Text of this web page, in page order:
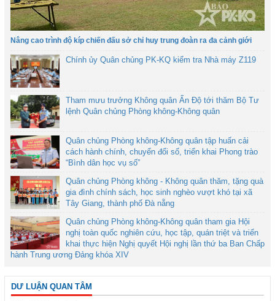
Nâng cao trình độ kíp chiến đấu sở chỉ huy trung đoàn ra đa cảnh giới
Chính ủy Quân chủng PK-KQ kiểm tra Nhà máy Z119
Tham mưu trưởng Không quân Ấn Độ tới thăm Bộ Tư
lệnh Quân chủng Phòng không-Không quân
Quân chủng Phòng không-Không quân tập huấn cải
cách hành chính, chuyển đổi số, triển khai Phong trào
“Bình dân học vụ số”
Quân chủng Phòng không - Không quân thăm, tặng quà
gia đình chính sách, học sinh nghèo vượt khó tại xã
Tây Giang, thành phố Đà nẵng
Quân chủng Phòng không-Không quân tham gia Hội
nghị toàn quốc nghiên cứu, học tập, quán triệt và triển
khai thực hiện Nghị quyết Hội nghị lần thứ ba Ban Chấp
hành Trung ương Đảng khóa XIV
DƯ LUẬN QUAN TÂM